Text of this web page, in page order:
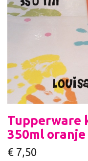
Tupperware
350ml oranje
€ 7,50